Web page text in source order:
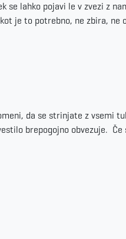
se lahko pojavi le v zvezi z
je to potrebno, ne zbira,
da se strinjate z vsemi
brepogojno obvezuje.